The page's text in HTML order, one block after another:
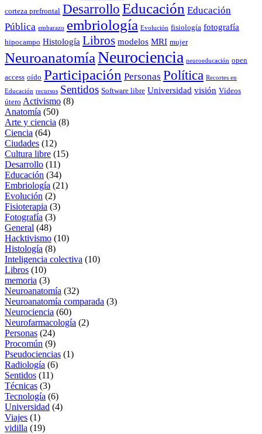
corteza prefrontal Desarrollo Educación Educación
Pública embarazo embriología Evolución fisiología fotografía
hipocampo Histología Libros modelos MRI mujer
NeuroanatomíaNeurociencia neuroeducación open
access oído Participación Personas Política Recortes en
Educación recursos Sentidos Software libre Universidad visión Vídeos
útero Activismo (8)
Anatomía (50)
Arte y ciencia (8)
Ciencia (64)
Ciudades (12)
Cultura libre (15)
Desarrollo (11)
Educación (34)
Embriología (21)
Evolución (2)
Fisioterapia (3)
Fotografía (3)
General (48)
Hacktivismo (10)
Histología (8)
Inteligencia colectiva (10)
Libros (10)
memoria (3)
Neuroanatomía (32)
Neuroanatomía comparada (3)
Neurociencia (60)
Neurofarmacología (2)
Personas (24)
Procomún (9)
Pseudociencias (1)
Radiología (6)
Sentidos (11)
Técnicas (3)
Tecnología (6)
Universidad (4)
Viajes (1)
vidilla (19)